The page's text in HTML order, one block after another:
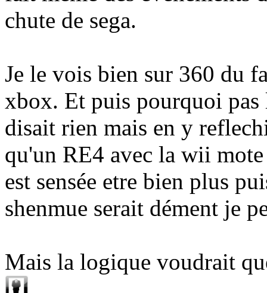
chute de sega.
Je le vois bien sur 360 du
xbox. Et puis pourquoi
disait rien mais en y
qu'un RE4 avec la wii
est sensée etre bien plus
shenmue serait dément je
Mais la logique voudrait